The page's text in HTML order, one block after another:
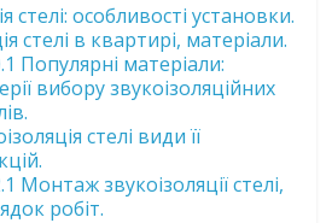
стелі: особливості установки.
стелі в квартирі, матеріали.
Популярні матеріали:
вибору звукоізоляційних
стелі види її
Монтаж звукоізоляції стелі,
робіт.